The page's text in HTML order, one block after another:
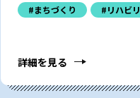
#まちづくり #リハビリ
詳細を見る